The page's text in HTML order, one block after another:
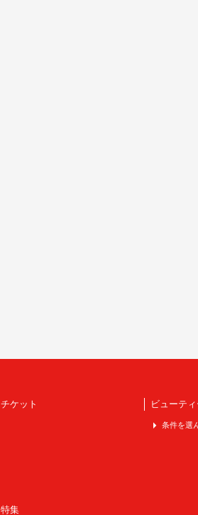
チケット ビューティ
条件を選
特集